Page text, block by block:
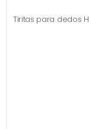
Tiritas para dedos